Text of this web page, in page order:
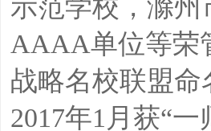
示范学校，滁
AAAA单位等荣
战略名校联盟命
2017年1月获“